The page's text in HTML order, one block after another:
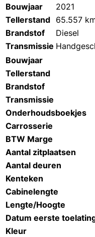
Bouwjaar
2021
Tellerstand 65.557
Brandstof
Diesel
Transmissie
Bouwjaar
Tellerstand
Brandstof
Transmissie
Onderhoudsboekjes
Carrosserie
BTW Marge
Aantal zitplaatsen
Aantal deuren
Kenteken
Cabinelengte
Lengte/Hoogte
Datum eerste
Kleur